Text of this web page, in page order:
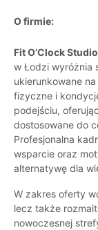
O firmie:
Fit O’Clock
w Łodzi wyróżnia
ukierunkowane
fizyczne i
podejściu,
dostosowane do
Profesjonalna
wsparcie oraz
alternatywę dla
W zakres oferty
lecz także
nowoczesnej